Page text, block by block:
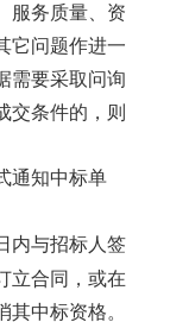
服务质量、资
它问题作进一
需要采取问询
交条件的，则
通知中标单
内与招标人签
立合同，或在
中标资格。